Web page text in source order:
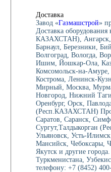
Доставка
Завод «Газмашстрой»
Доставка
КАЗАХСТАН), Ангарск,
Барнаул, Березники,
Волгоград, Вологда,
Ишим, Йошкар-Ола,
Комсомольск-на-
Кострома, Ленинск-
Мирный, Москва,
Новгород, Нижний
Оренбург, Орск,
(Респ.КАЗАХСТАН)
Саратов, Саранск,
Сургут,Талдыкорган
Ульяновск, Усть-
Мансийск, Чебоксары,
Якутск и другие
Туркменистана,
телефону: +7 (8452)